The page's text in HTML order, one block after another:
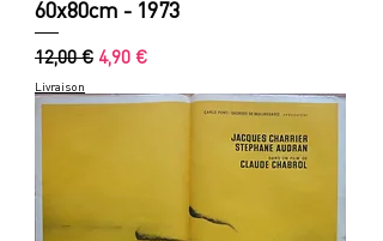
60x80cm - 1973
Prix original
12,00 € Prix promotionnel
4,90 €
Livraison